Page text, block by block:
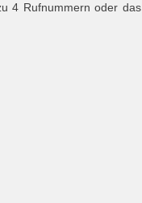
4 Rufnummern oder das